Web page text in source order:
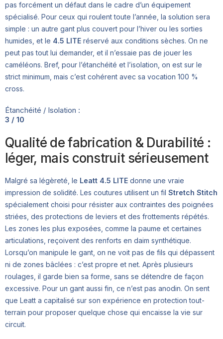
pas forcément un défaut dans le cadre d’un équipement
spécialisé. Pour ceux qui roulent toute l’année, la solution sera
simple : un autre gant plus couvert pour l’hiver ou les sorties
humides, et le 4.5 LITE réservé aux conditions sèches. On ne
peut pas tout lui demander, et il n’essaie pas de jouer les
caméléons. Bref, pour l’étanchéité et l’isolation, on est sur le
strict minimum, mais c’est cohérent avec sa vocation 100 %
cross.
Étanchéité / Isolation :
3 / 10
Qualité de fabrication & Durabilité :
léger, mais construit sérieusement
Malgré sa légèreté, le Leatt 4.5 LITE donne une vraie
impression de solidité. Les coutures utilisent un fil Stretch Stitch
spécialement choisi pour résister aux contraintes des poignées
striées, des protections de leviers et des frottements répétés.
Les zones les plus exposées, comme la paume et certaines
articulations, reçoivent des renforts en daim synthétique.
Lorsqu’on manipule le gant, on ne voit pas de fils qui dépassent
ni de zones bâclées : c’est propre et net. Après plusieurs
roulages, il garde bien sa forme, sans se détendre de façon
excessive. Pour un gant aussi fin, ce n’est pas anodin. On sent
que Leatt a capitalisé sur son expérience en protection tout-
terrain pour proposer quelque chose qui encaisse la vie sur
circuit.